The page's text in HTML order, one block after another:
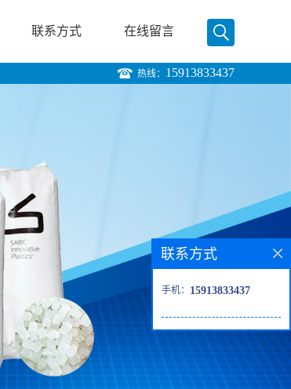
联系方式 在线留言
热线： 15913833437
联系方式
手机： 15913833437